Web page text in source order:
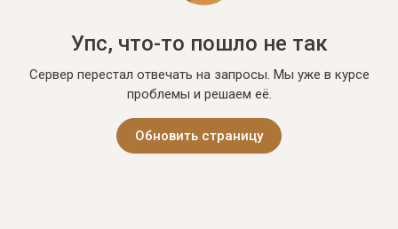
Упс, что-то пошло не так
Сервер перестал отвечать на запросы. Мы уже в курсе
проблемы и решаем её.
Обновить страницу